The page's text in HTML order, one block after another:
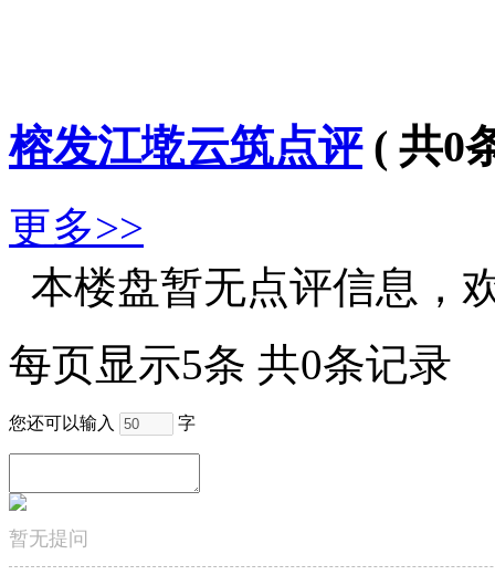
榕发江墘云筑点评 ( 共0
更多>>
本楼盘暂无点评信息，
每页显示5条 共0条记录
您还可以输入 字
暂无提问